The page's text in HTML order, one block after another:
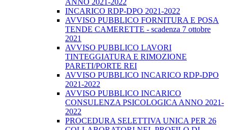
ANNO 2021-2022
INCARICO RDP-DPO 2021-2022
AVVISO PUBBLICO FORNITURA E POSA
TENDE CAMERETTE - scadenza 7 ottobre
2021
AVVISO PUBBLICO LAVORI
TINTEGGIATURA E RIMOZIONE
PARETI/PORTE REI
AVVISO PUBBLICO INCARICO RDP-DPO
2021-2022
AVVISO PUBBLICO INCARICO
CONSULENZA PSICOLOGICA ANNO 2021-
2022
PROCEDURA SELETTIVA UNICA PER 26